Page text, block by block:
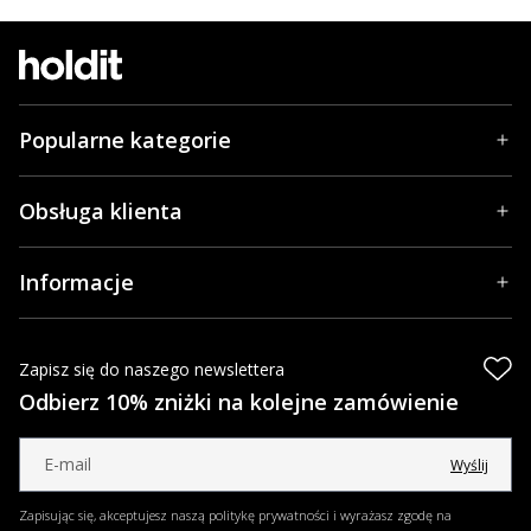
Popularne kategorie
Obsługa klienta
Informacje
Zapisz się do naszego newslettera
Odbierz 10% zniżki na kolejne zamówienie
Wyślij
Zapisując się, akceptujesz naszą politykę prywatności i wyrażasz zgodę na